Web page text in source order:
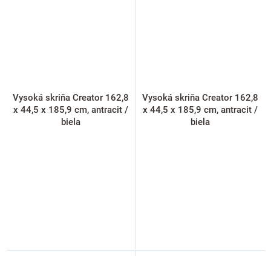
Vysoká skriňa Creator 162,8
x 44,5 x 185,9 cm, antracit /
biela
Vysoká skriňa Creator 162,8
x 44,5 x 185,9 cm, antracit /
biela